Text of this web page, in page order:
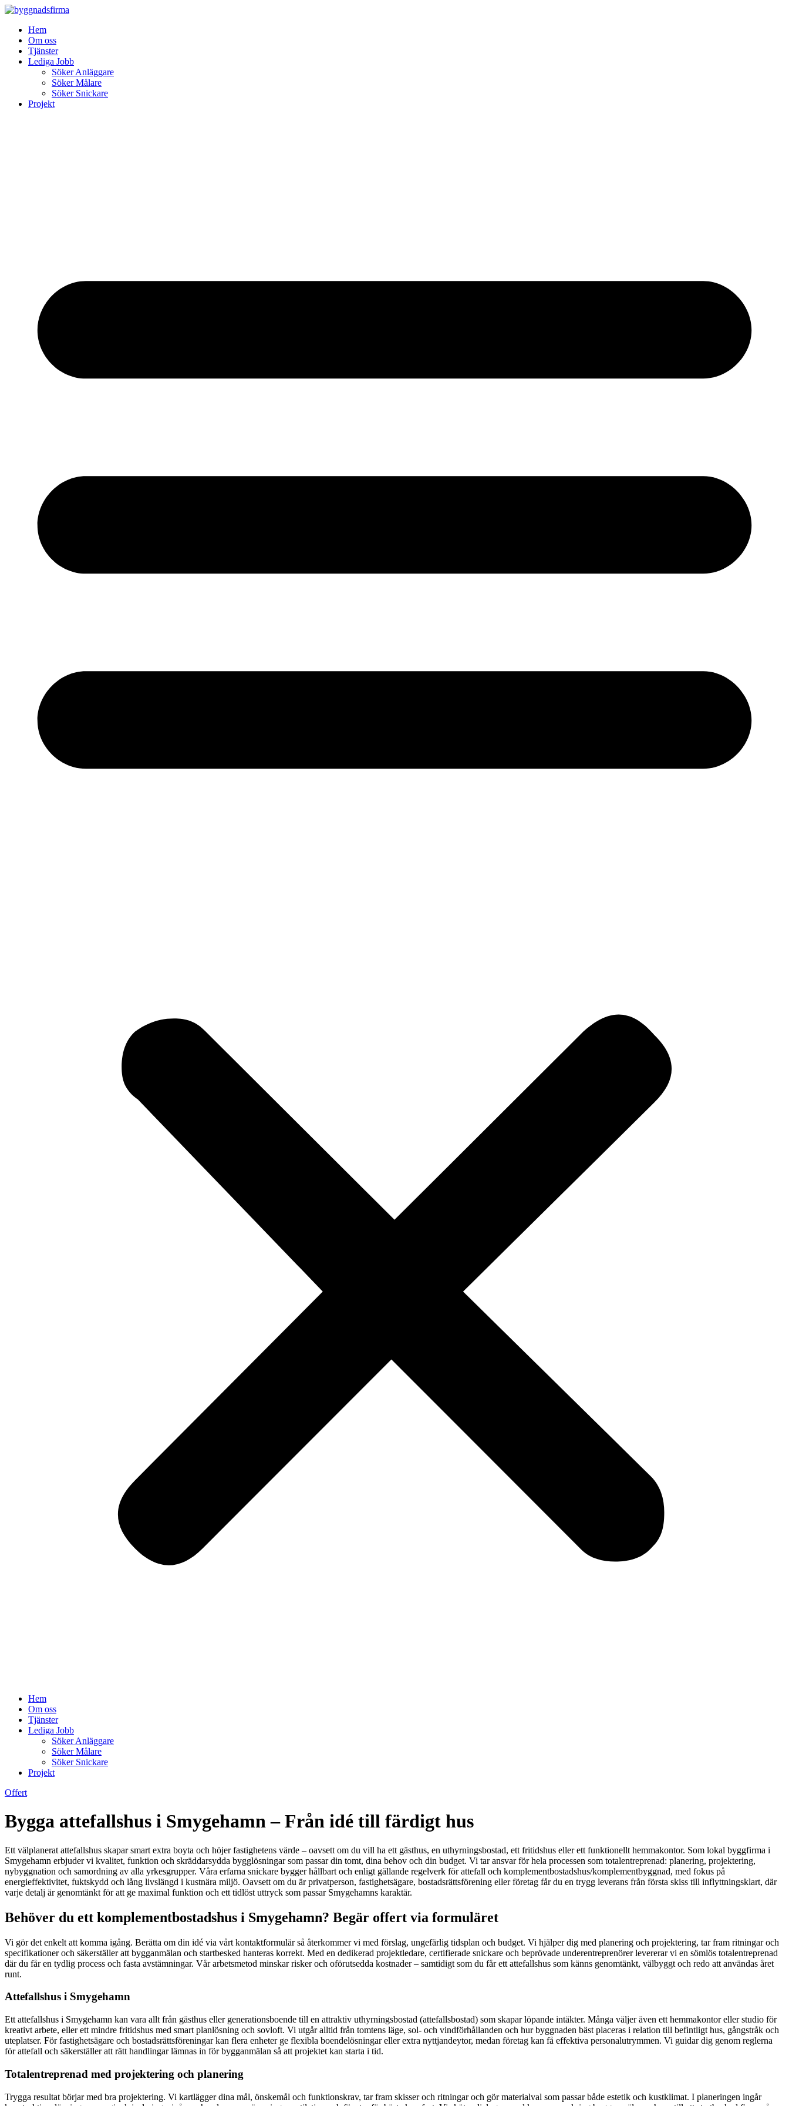
Skip
contentHem
Om oss
Tjänster
Lediga Jobb
Söker Anläggare
Söker Målare
Söker Snickare
Projekt
Hem
Om oss
Tjänster
Lediga Jobb
Söker Anläggare
Söker Målare
Söker Snickare
Projekt
Offert
Bygga attefallshus i Smygehamn – Från idé till färdigt hus
Ett välplanerat attefallshus skapar smart extra boyta och höjer fastighetens värde – oavsett om du vill ha ett gästhus, en uthyrningsbostad, ett fritidshus eller ett funktionellt hemmakontor. Som lokal byggfirma i
Smygehamn erbjuder vi kvalitet, funktion och skräddarsydda bygglösningar som passar din tomt, dina behov och din budget. Vi tar ansvar för hela processen som totalentreprenad: planering, projektering,
nybyggnation och samordning av alla yrkesgrupper. Våra erfarna snickare bygger hållbart och enligt gällande regelverk för attefall och komplementbostadshus/komplementbyggnad, med fokus på
energieffektivitet, fuktskydd och lång livslängd i kustnära miljö. Oavsett om du är privatperson, fastighetsägare, bostadsrättsförening eller företag får du en trygg leverans från första skiss till inflyttningsklart, där
varje detalj är genomtänkt för att ge maximal funktion och ett tidlöst uttryck som passar Smygehamns karaktär.
Behöver du ett komplementbostadshus i Smygehamn? Begär offert via formuläret
Vi gör det enkelt att komma igång. Berätta om din idé via vårt kontaktformulär så återkommer vi med förslag, ungefärlig tidsplan och budget. Vi hjälper dig med planering och projektering, tar fram ritningar och
specifikationer och säkerställer att bygganmälan och startbesked hanteras korrekt. Med en dedikerad projektledare, certifierade snickare och beprövade underentreprenörer levererar vi en sömlös totalentreprenad
där du får en tydlig process och fasta avstämningar. Vår arbetsmetod minskar risker och oförutsedda kostnader – samtidigt som du får ett attefallshus som känns genomtänkt, välbyggt och redo att användas året
runt.
Attefallshus i Smygehamn
Ett attefallshus i Smygehamn kan vara allt från gästhus eller generationsboende till en attraktiv uthyrningsbostad (attefallsbostad) som skapar löpande intäkter. Många väljer även ett hemmakontor eller studio för
kreativt arbete, eller ett mindre fritidshus med smart planlösning och sovloft. Vi utgår alltid från tomtens läge, sol- och vindförhållanden och hur byggnaden bäst placeras i relation till befintligt hus, gångstråk och
uteplatser. För fastighetsägare och bostadsrättsföreningar kan flera enheter ge flexibla boendelösningar eller extra nyttjandeytor, medan företag kan få effektiva personalutrymmen. Vi guidar dig genom reglerna
för attefall och säkerställer att rätt handlingar lämnas in för bygganmälan så att projektet kan starta i tid.
Totalentreprenad med projektering och planering
Trygga resultat börjar med bra projektering. Vi kartlägger dina mål, önskemål och funktionskrav, tar fram skisser och ritningar och gör materialval som passar både estetik och kustklimat. I planeringen ingår